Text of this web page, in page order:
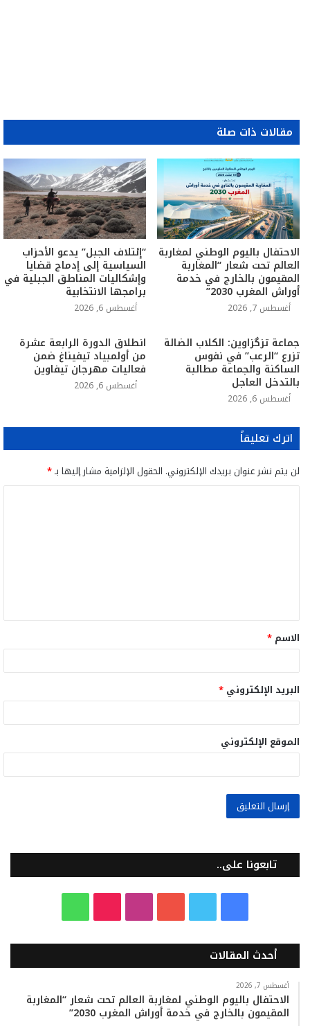
مقالات ذات صلة
الاحتفال باليوم الوطني لمغاربة
العالم تحت شعار “المغاربة
المقيمون بالخارج في خدمة
أوراش المغرب 2030”
أغسطس 7, 2026
“إئتلاف الجبل” يدعو الأحزاب
السياسية إلى إدماج قضايا
وإشكاليات المناطق الجبلية في
برامجها الانتخابية
أغسطس 6, 2026
جماعة تزگزاوين: الكلاب الضالة
تزرع “الرعب” في نفوس
الساكنة والجماعة مطالبة
بالتدخل العاجل
أغسطس 6, 2026
انطلاق الدورة الرابعة عشرة
من أولمبياد تيفيناغ ضمن
فعاليات مهرجان تيفاوين
أغسطس 6, 2026
اترك تعليقاً
لن يتم نشر عنوان بريدك الإلكتروني. الحقول الإلزامية مشار إليها بـ*
ق
*
الاسم *
البريد الإلكتروني *
الموقع الإلكتروني
تابعونا على..
س
و
ي
ت
ر
ت
ي
و
س
ت
ق
k
o
ت
س
أحدث المقالات
أغسطس 7, 2026
الاحتفال باليوم الوطني لمغاربة العالم تحت شعار “المغاربة
المقيمون بالخارج في خدمة أوراش المغرب 2030”